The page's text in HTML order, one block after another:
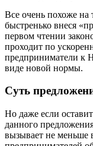
Все очень похоже на
быстренько внеся
первом чтении
проходит по
предприниматели к
виде новой нормы.
Суть
Но даже если
данного
вызывает не меньше